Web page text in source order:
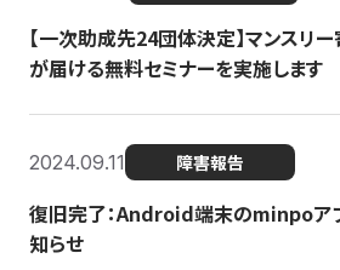
【一次助成先24団体決定】マンスリ
が届ける無料セミナーを実施します
2024.09.11 障害報告
復旧完了：Android端末のminpoア
知らせ